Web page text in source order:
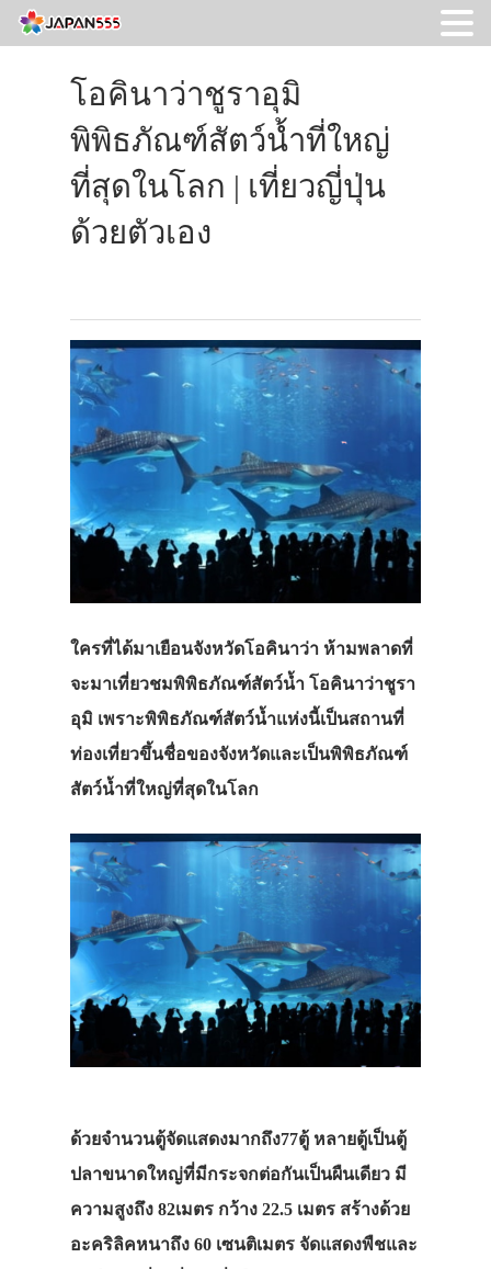
โอคินาว่าชูราอุมิ
พิพิธภัณฑ์สัตว์น้ำที่ใหญ่
ที่สุดในโลก | เที่ยวญี่ปุ่น
ด้วยตัวเอง
ใครที่ได้มาเยือนจังหวัดโอคินาว่า ห้ามพลาดที่
จะมาเที่ยวชมพิพิธภัณฑ์สัตว์น้ำ โอคินาว่าชูรา
อุมิ เพราะพิพิธภัณฑ์สัตว์น้ำแห่งนี้เป็นสถานที่
ท่องเที่ยวขึ้นชื่อของจังหวัดและเป็นพิพิธภัณฑ์
สัตว์น้ำที่ใหญ่ที่สุดในโลก
ด้วยจำนวนตู้จัดแสดงมากถึง77ตู้ หลายตู้เป็นตู้
ปลาขนาดใหญ่ที่มีกระจกต่อกันเป็นผืนเดียว มี
ความสูงถึง 82เมตร กว้าง 22.5 เมตร สร้างด้วย
อะคริลิคหนาถึง 60 เซนติเมตร จัดแสดงพืชและ